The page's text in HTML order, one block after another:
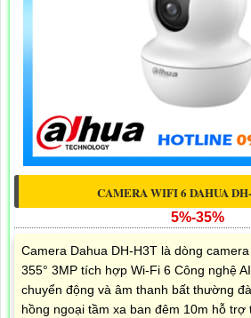
CAMERA WIFI 6 DAHUA
5%-35%
Camera Dahua DH-H3T là dòng
355° 3MP tích hợp Wi-Fi 6 Công nghệ
chuyển động và âm thanh bất thường
hồng ngoại tầm xa ban đêm 10m hỗ trợ